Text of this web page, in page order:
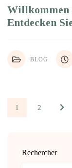
Willkommen
Entdecken
BLOG
1 2
Rechercher